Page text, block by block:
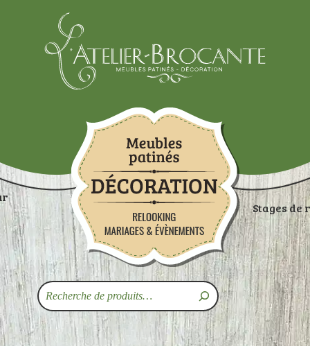
Stages de
RANGEMENTS TABLES ASSISES
Recherche